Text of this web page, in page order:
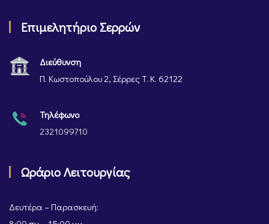
Επιμελητήριο Σερρών
Διεύθυνση
Π. Κωστοπούλου 2, Σέρρες Τ. Κ. 62122
Τηλέφωνο
2321099710
Ωράριο Λειτουργίας
Δευτέρα – Παρασκευή: